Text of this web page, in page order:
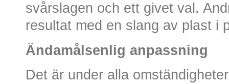
svårslagen och ett givet val.
resultat med en slang av plast i
Ändamålsenlig anpassning
Det är under alla